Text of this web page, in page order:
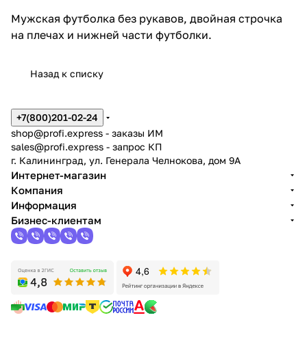
Мужская футболка без рукавов, двойная строчка
на плечах и нижней части футболки.
Назад к списку
+7(800)201-02-24
shop@profi.express - заказы ИМ
sales@profi.express - запрос КП
г. Калининград, ул. Генерала Челнокова, дом 9A
Интернет-магазин
Компания
Информация
Бизнес-клиентам